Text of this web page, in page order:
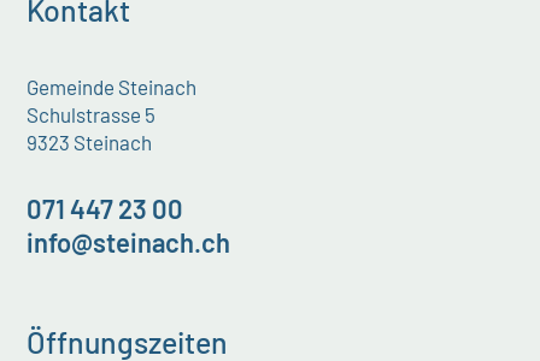
Kontakt
Gemeinde Steinach
Schulstrasse 5
9323 Steinach
071 447 23 00
info@steinach.ch
Öffnungszeiten